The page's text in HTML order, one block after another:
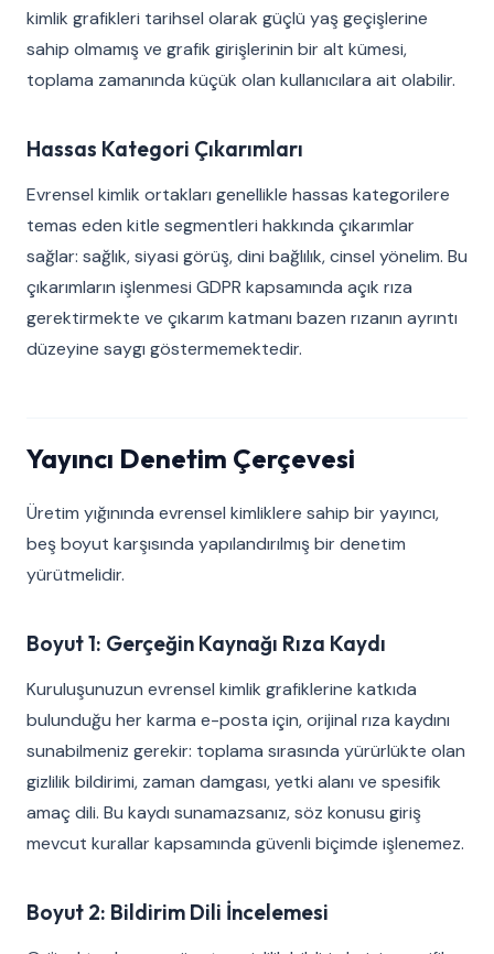
kimlik grafikleri tarihsel olarak güçlü yaş geçişlerine
sahip olmamış ve grafik girişlerinin bir alt kümesi,
toplama zamanında küçük olan kullanıcılara ait olabilir.
Hassas Kategori Çıkarımları
Evrensel kimlik ortakları genellikle hassas kategorilere
temas eden kitle segmentleri hakkında çıkarımlar
sağlar: sağlık, siyasi görüş, dini bağlılık, cinsel yönelim. Bu
çıkarımların işlenmesi GDPR kapsamında açık rıza
gerektirmekte ve çıkarım katmanı bazen rızanın ayrıntı
düzeyine saygı göstermemektedir.
Yayıncı Denetim Çerçevesi
Üretim yığınında evrensel kimliklere sahip bir yayıncı,
beş boyut karşısında yapılandırılmış bir denetim
yürütmelidir.
Boyut 1: Gerçeğin Kaynağı Rıza Kaydı
Kuruluşunuzun evrensel kimlik grafiklerine katkıda
bulunduğu her karma e-posta için, orijinal rıza kaydını
sunabilmeniz gerekir: toplama sırasında yürürlükte olan
gizlilik bildirimi, zaman damgası, yetki alanı ve spesifik
amaç dili. Bu kaydı sunamazsanız, söz konusu giriş
mevcut kurallar kapsamında güvenli biçimde işlenemez.
Boyut 2: Bildirim Dili İncelemesi